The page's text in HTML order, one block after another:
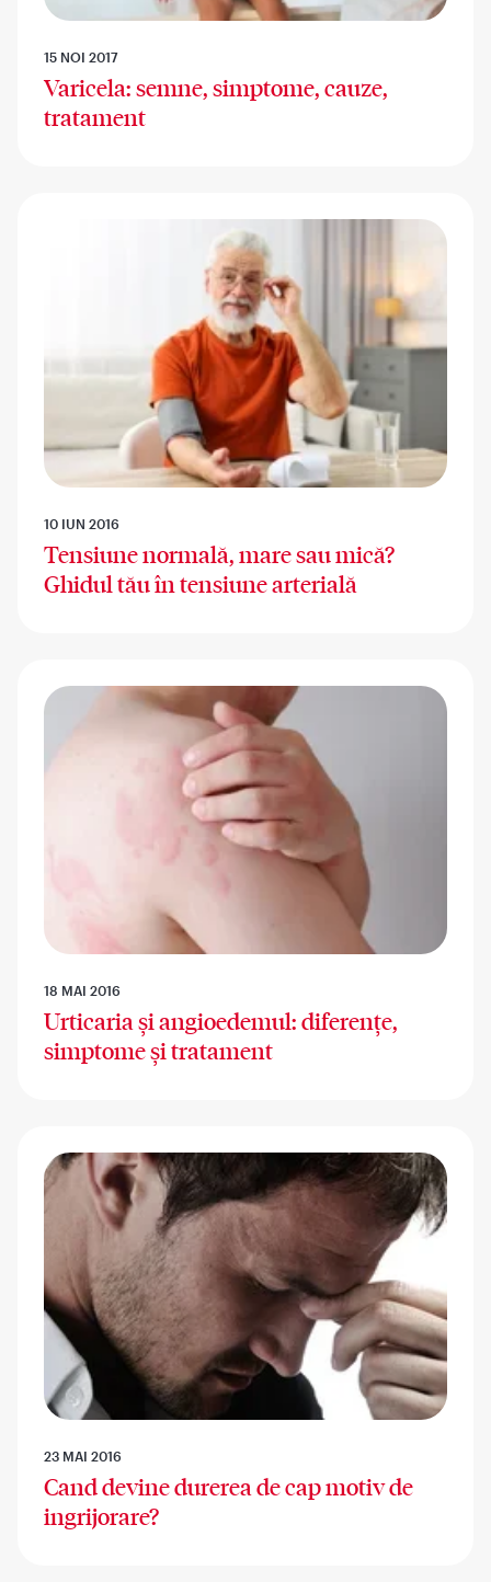
15 NOI 2017
Varicela: semne, simptome, cauze,
tratament
10 IUN 2016
Tensiune normală, mare sau mică?
Ghidul tău în tensiune arterială
18 MAI 2016
Urticaria și angioedemul: diferențe,
simptome și tratament
23 MAI 2016
Cand devine durerea de cap motiv de
ingrijorare?